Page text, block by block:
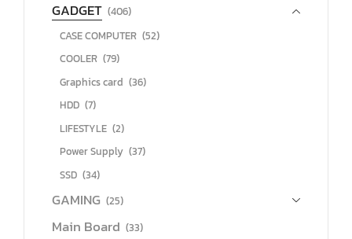
GADGET (406)
CASE COMPUTER (52)
COOLER (79)
Graphics card (36)
HDD (7)
LIFESTYLE (2)
Power Supply (37)
SSD (34)
GAMING (25)
Main Board (33)